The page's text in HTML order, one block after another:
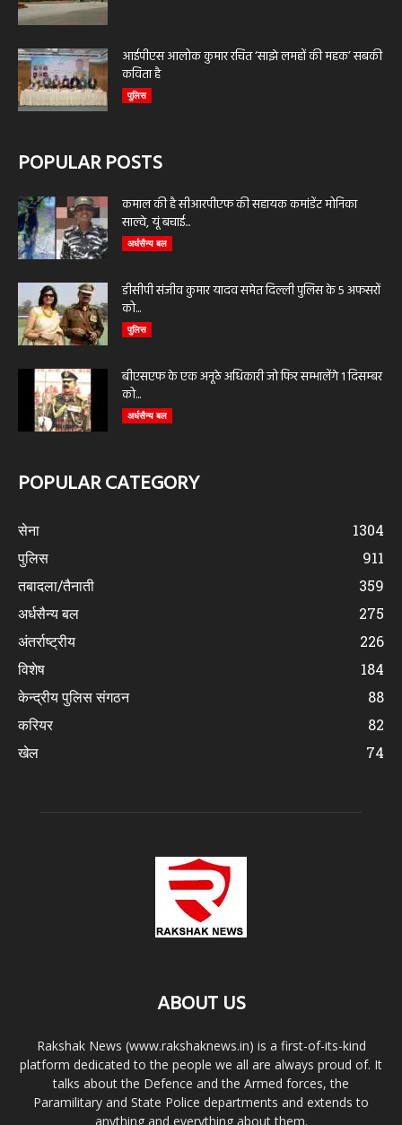
आईपीएस आलोक कुमार रचित ‘साझे लमहों की महक’ सबकी
कविता है
पुलिस
POPULAR POSTS
कमाल की है सीआरपीएफ की सहायक कमांडेंट मोनिका
साल्वे, यूं बचाई...
अर्धसैन्य बल
डीसीपी संजीव कुमार यादव समेत दिल्ली पुलिस के 5 अफसरों
को...
पुलिस
बीएसएफ के एक अनूठे अधिकारी जो फिर सम्भालेंगे 1 दिसम्बर
को...
अर्धसैन्य बल
POPULAR CATEGORY
सेना
1304
पुलिस
911
तबादला/तैनाती
359
अर्धसैन्य बल
275
अंतर्राष्ट्रीय
226
विशेष
184
केन्द्रीय पुलिस संगठन
88
करियर
82
खेल
74
ABOUT US
Rakshak News (www.rakshaknews.in) is a first-of-its-kind
platform dedicated to the people we all are always proud of. It
talks about the Defence and the Armed forces, the
Paramilitary and State Police departments and extends to
anything and everything about them.